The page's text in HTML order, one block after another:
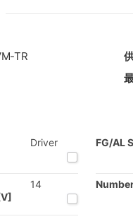
TR
Driver
14
FG/AL